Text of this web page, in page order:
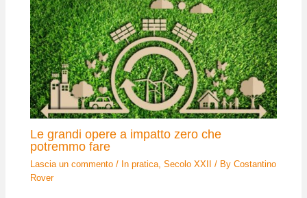
Le grandi opere a impatto zero che
potremmo fare
Lascia un commento / In pratica ,Secolo XXII / ByCostantino
Rover